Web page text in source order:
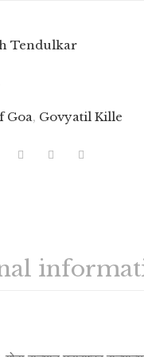
Tendulkar
Goa, Govyatil Kille